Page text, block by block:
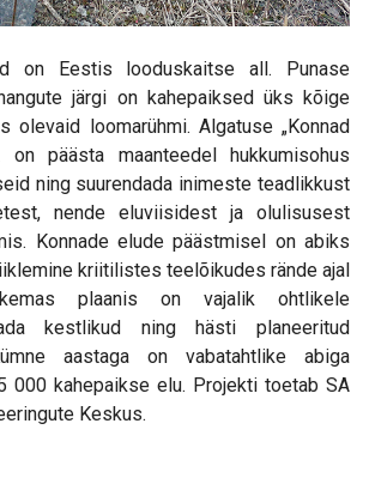
on Eestis looduskaitse all. Punase
järgi on kahepaiksed üks kõige
olevaid loomarühmi. Algatuse „Konnad
on päästa maanteedel hukkumisohus
ning suurendada inimeste teadlikkust
nende eluviisidest ja olulisusest
Konnade elude päästmisel on abiks
kriitilistes teelõikudes rände ajal
plaanis on vajalik ohtlikele
kestlikud ning hästi planeeritud
aastaga on vabatahtlike abiga
000 kahepaikse elu. Projekti toetab SA
Keskus.